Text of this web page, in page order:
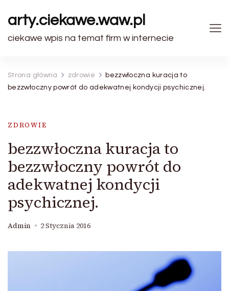
arty.ciekawe.waw.pl
ciekawe wpis na temat firm w internecie
Strona główna zdrowie
bezzwłoczna kuracja to
bezzwłoczny powrót do adekwatnej kondycji psychicznej.
ZDROWIE
bezzwłoczna kuracja to
bezzwłoczny powrót do
adekwatnej kondycji
psychicznej.
Admin 2 Stycznia 2016